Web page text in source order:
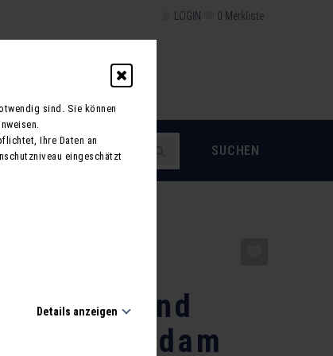
LOGIN 0 Merkliste
und
Potsdam
sind. Sie können
Ihre Daten an
eingeschätzt
Details anzeigen